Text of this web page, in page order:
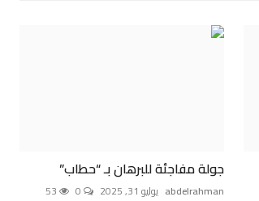
جولة مفاجئة للبرهان بـ “حطاب”
abdelrahman يوليو 31, 2025